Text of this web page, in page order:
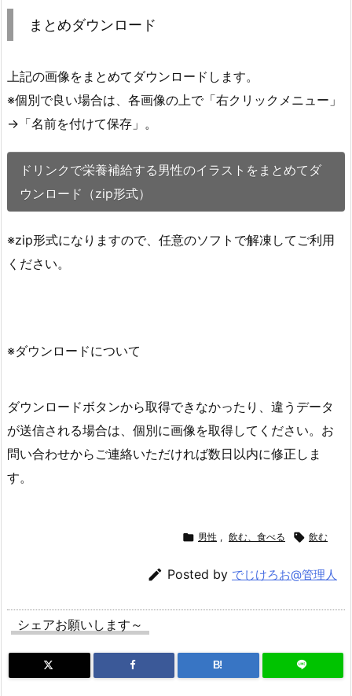
まとめダウンロード
上記の画像をまとめてダウンロードします。
※個別で良い場合は、各画像の上で「右クリックメニュー」
→「名前を付けて保存」。
ドリンクで栄養補給する男性のイラストをまとめてダ
ウンロード（zip形式）
※zip形式になりますので、任意のソフトで解凍してご利用
ください。
※ダウンロードについて
ダウンロードボタンから取得できなかったり、違うデータ
が送信される場合は、個別に画像を取得してください。お
問い合わせからご連絡いただければ数日以内に修正しま
す。
 男性 , 飲む、食べる  飲む
 Posted by でじけろお@管理人
シェアお願いします～
B!